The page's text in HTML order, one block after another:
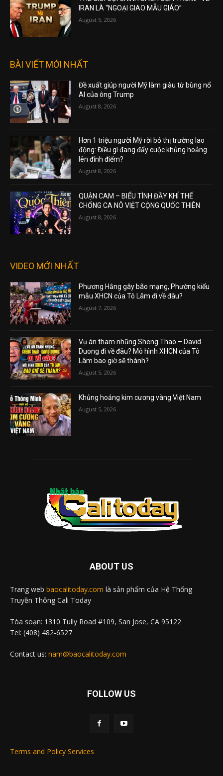
IRAN LÀ “NGOẠI GIAO MẪU GIÁO”
August 5, 2026
BÀI VIẾT MỚI NHẤT
Đề xuất giúp người Mỹ làm giàu từ bùng nổ
AI của ông Trump
August 8, 2026
Hơn 1 triệu người Mỹ rời bỏ thị trường lao
động: Điều gì đang đẩy cuộc khủng hoảng
lên đỉnh điểm?
August 8, 2026
QUẬN CAM – BIỂU TÌNH ĐẦY KHÍ THẾ
CHỐNG CA NÔ VIỆT CỘNG QUỐC THIÊN
August 8, 2026
VIDEO MỚI NHẤT
Phương Hằng gây bão mạng, Phường kiểu
mẫu XHCN của Tô Lâm đi về đâu?
August 7, 2026
Vụ án tham nhũng Sheng Thao – David
Duong đi về đâu? Mô hình XHCN của Tô
Lâm bao giờ sẽ thành?
August 5, 2026
Khủng hoảng kim cương vàng Việt Nam
August 5, 2026
ABOUT US
Trang web baocalitoday.com là sản phẩm của Hệ Thống
Truyền Thông Cali Today
Tòa soạn: 1310 Tully Road #109, San Jose, CA 95122
Tel: (408) 482-6527
Contact us: nam@baocalitoday.com
FOLLOW US
Terms and Policy Services